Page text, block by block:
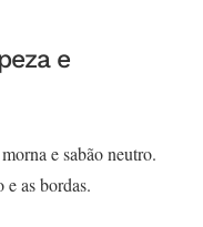
e
e sabão neutro.
e as bordas.